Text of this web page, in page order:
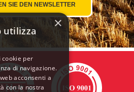
×
utilizza
cookie per
di navigazione.
acconsenti a
con la nostra